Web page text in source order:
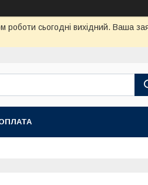
роботи сьогодні вихідний. Ваша